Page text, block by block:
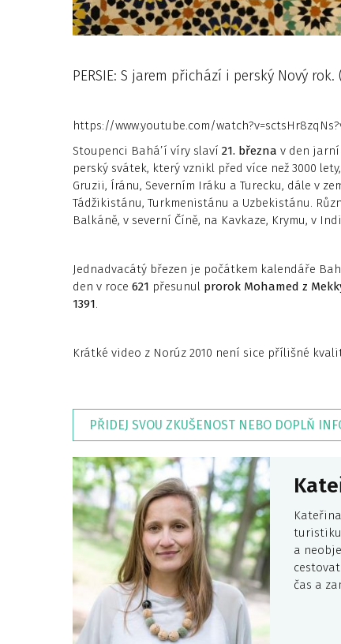
PERSIE: S jarem přichází i perský Nový rok.
https://www.youtube.com/
Stoupenci Bahá’í víry slaví 21. března v den
perský svátek, který vznikl před více než 3000
Gruzii, Íránu, Severním Iráku a Turecku, dále v
Tádžikistánu, Turkmenistánu a Uzbekistánu.
Balkáně, v severní Číně, na Kavkaze, Krymu, v
Jednadvacátý březen je počátkem kalendáře
den v roce 621 přesunul prorok Mohamed z
1391.
Krátké video z Norúz 2010 není sice přílišné
PŘIDEJ SVOU ZKUŠENOST NEBO DOPLŇ
turistiku
a
čas a